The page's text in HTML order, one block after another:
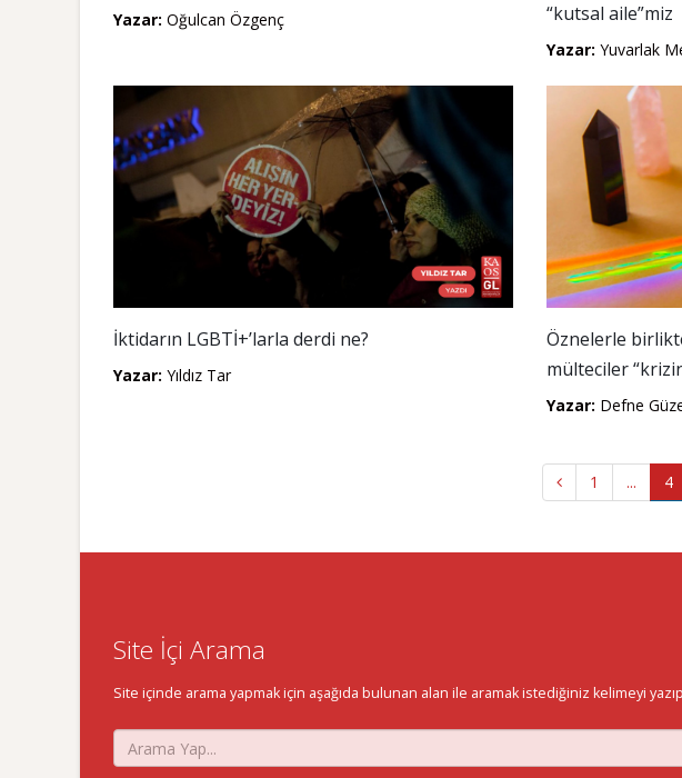
Yazar: Oğulcan Özgenç
“kutsal aile”miz
Yazar: Yuvarlak
İktidarın LGBTİ+’larla derdi ne?
Yazar: Yıldız Tar
Öznelerle
mülteciler
Yazar: Defne
1 ... 4
Site İçi Arama
Site içinde arama yapmak için aşağıda bulunan alan ile aramak istediğiniz kelimeyi